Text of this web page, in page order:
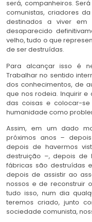
será, companheiros.
comunistas, criadores
destinados a viver
desaparecido
velho, tudo o que
de ser destruídas.
Para alcançar isso é
Trabalhar no sentido
dos conhecimentos, de
que nos rodeia. Inquirir
das coisas e colocar-
humanidade como
Assim, em um dado
próximos anos –
depois de havermos
destruição –, depois de
fábricas são destruídas
depois de assistir ao
nossos e de reconstruir
tudo isso, num dia
teremos criado, junto
sociedade comunista,